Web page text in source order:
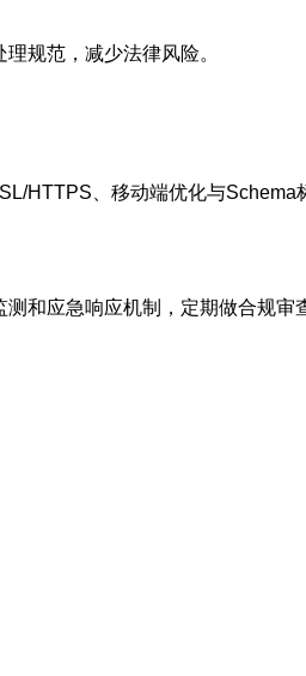
规范，减少法律风险。
HTTPS、移动端优化与Schema
和应急响应机制，定期做合规审